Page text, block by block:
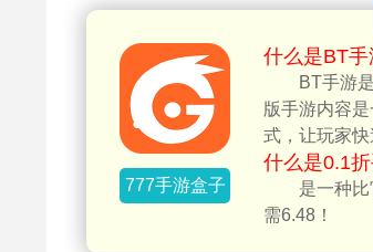
777手游盒子
什么是BT手
BT手游
版手游内容
式，让玩家快
什么是0.1折
是一种
需6.48！